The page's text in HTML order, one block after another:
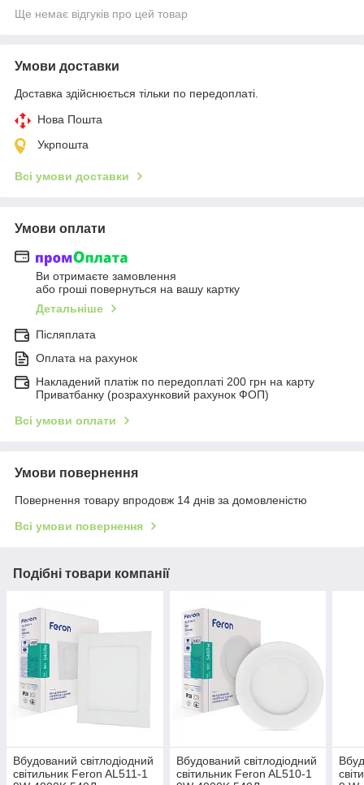
Ще немає відгуків про цей товар
Умови доставки
Доставка здійснюється тільки по передоплаті.
Нова Пошта
Укрпошта
Всі умови доставки
Умови оплати
Ви отримаєте замовлення
або гроші повернуться на вашу картку
Детальніше
Післяплата
Оплата на рахунок
Накладений платіж по передоплаті 200 грн на карту
Приватбанку (розрахунковий рахунок ФОП)
Всі умови оплати
Умови повернення
Повернення товару впродовж 14 днів за домовленістю
Всі умови повернення
Подібні товари компанії
Вбудований світлодіодний
світильник Feron AL511-1
Вбудований світлодіодний
світильник Feron AL510-1